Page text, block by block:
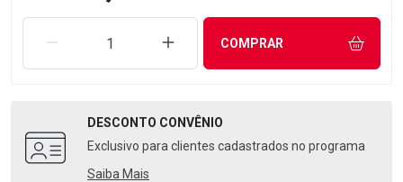
REMOVER UMA UNIDADEAUMENTAR UMA UNIDADE
COMPRAR
DESCONTO CONVÊNIO
Exclusivo para clientes cadastrados no programa
Saiba Mais